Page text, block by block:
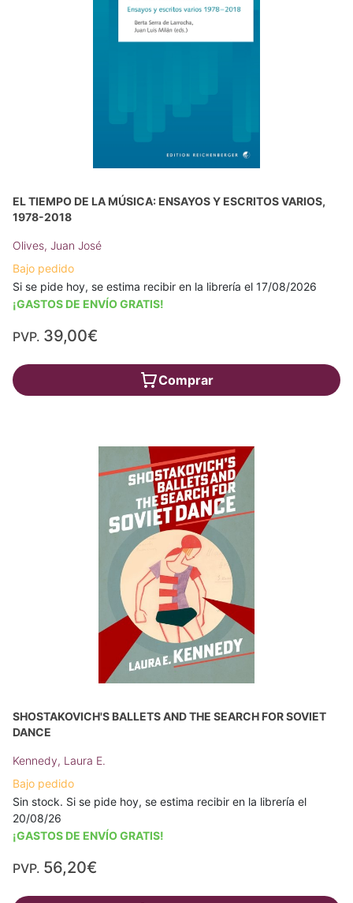
EL TIEMPO DE LA MÚSICA: ENSAYOS Y ESCRITOS VARIOS,
1978-2018
Olives, Juan José
Bajo pedido
Si se pide hoy, se estima recibir en la librería el 17/08/2026
¡GASTOS DE ENVÍO GRATIS!
PVP. 39,00€
Comprar
SHOSTAKOVICH'S BALLETS AND THE SEARCH FOR SOVIET
DANCE
Kennedy, Laura E.
Bajo pedido
Sin stock. Si se pide hoy, se estima recibir en la librería el
20/08/26
¡GASTOS DE ENVÍO GRATIS!
PVP. 56,20€